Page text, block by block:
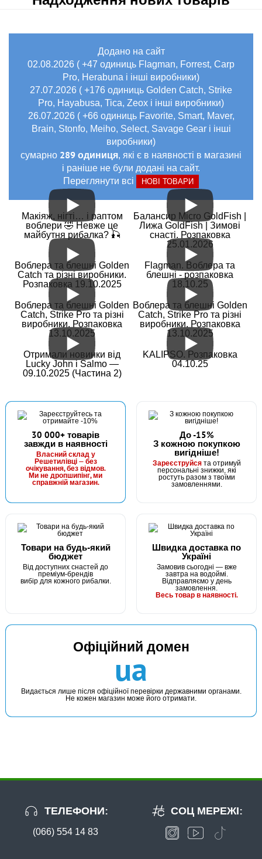
Додано на сайт
02.08.2026 ( +47 одиниць Flagman, Forrest, Carp
Pro, Herabuna і інші виробники)
27.07.2026 ( +176 одиниць Golden Catch, Strike
Pro, Hayabusa, Tica, Zeox і інші виробники)
26.07.2026 ( +66 одиниць Favorite, Smart, Maver,
Brain, Stonfo, Meiho, Select, Savage Gear і інші
виробники)
сумарно 289 одиниця, які є в наявності в магазині
і раніше не були додані на сайт.
Переглянути всі
НОВІ ТОВАРИ
Макіяж, нігті… і раптом
воблери 🤣 Невже це
майбутня рибалка? 🎣
Балансир Micro GoldFish |
Лижа GoldFish | Зимові
снасті. Розпаковка
25.01.2026
Воблера та блешні Golden
Catch та різні виробники.
Розпаковка 19.10.2025
Flagman. Воблера та
блешні - розпаковка
18.10.25
Воблера та блешні Golden
Catch, Strike Pro та різні
виробники. Розпаковка
13.10.2025
Воблера та блешні Golden
Catch, Strike Pro та різні
виробники. Розпаковка
13.10.2025
Отримали новинки від
Lucky John і Salmo —
09.10.2025 (Частина 2)
KALIPSO. Розпаковка
04.10.25
30 000+ товарів
завжди в наявності
Власний склад у
Решетилівці — без
очікування, без відмов.
Ми не дропшипінг, ми
справжній магазин.
До -15%
З кожною покупкою
вигідніше!
Зареєструйсята отримуй
персональні знижки, які
ростуть разом з твоїми
замовленнями.
Товари на будь-який
бюджет
Від доступних снастей до
преміум-брендів
вибір для кожного рибалки.
Швидка доставка по
Україні
Замовив сьогодні — вже
завтра на водоймі.
Відправляємо у день
замовлення.
Весь товар в наявності.
Офіційний домен
ua
Видається лише після офіційної перевірки державними органами.
Не кожен магазин може його отримати.
ТЕЛЕФОНИ:
(066) 554 14 83
СОЦ МЕРЕЖІ: